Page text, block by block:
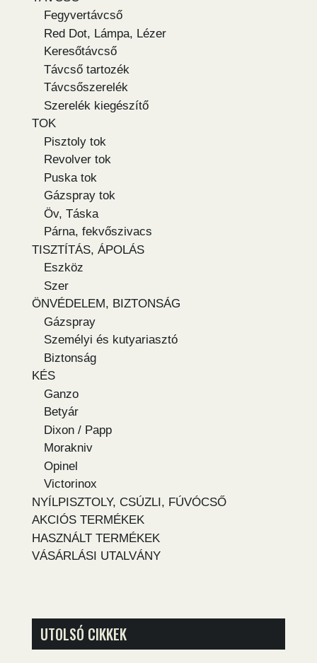
Fegyvertávcső
Red Dot, Lámpa, Lézer
Keresőtávcső
Távcső tartozék
Távcsőszerelék
Szerelék kiegészítő
TOK
Pisztoly tok
Revolver tok
Puska tok
Gázspray tok
Öv, Táska
Párna, fekvőszivacs
TISZTÍTÁS, ÁPOLÁS
Eszköz
Szer
ÖNVÉDELEM, BIZTONSÁG
Gázspray
Személyi és kutyariasztó
Biztonság
KÉS
Ganzo
Betyár
Dixon / Papp
Morakniv
Opinel
Victorinox
NYÍLPISZTOLY, CSÚZLI, FÚVÓCSŐ
AKCIÓS TERMÉKEK
HASZNÁLT TERMÉKEK
VÁSÁRLÁSI UTALVÁNY
UTOLSÓ CIKKEK